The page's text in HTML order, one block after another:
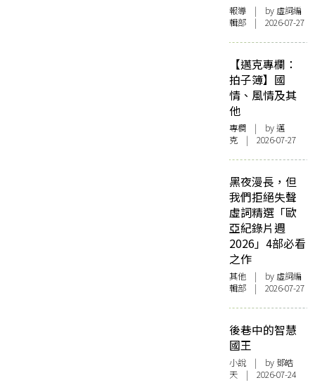
報導 | by 虛詞編
輯部 | 2026-07-27
【邁克專欄：
拍子簿】國
情、風情及其
他
專欄 | by邁
克 | 2026-07-27
黑夜漫長，但
我們拒絕失聲
虛詞精選「歐
亞紀錄片週
2026」4部必看
之作
其他 | by 虛詞編
輯部 | 2026-07-27
後巷中的智慧
國王
小說 | by 鄧皓
天 | 2026-07-24